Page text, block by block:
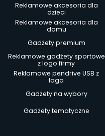
Reklamowe akcesoria dla
dzieci
Reklamowe akcesoria dla
domu
Gadżety premium
Reklamowe gadżety sportowe
z logo firmy
Reklamowe pendrive USB z
logo
Gadżety na wybory
Gadżety tematyczne